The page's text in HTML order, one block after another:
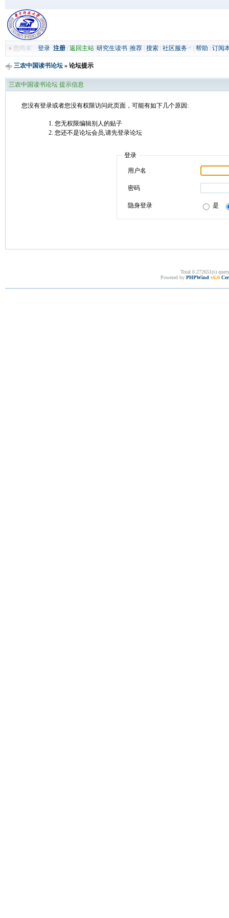
»您尚未 登录 注册| 返回主站| 研究生读书| 推荐| 搜索| 社区服务 帮助 订阅
三农中国读书论坛» 论坛提示
三农中国读书论坛 提示信息
您没有登录或者您没有权限访问此页面，可能有如下几个原因:
您无权限编辑别人的贴子
您还不是论坛会员,请先登录论坛
登录
用户名
密码
隐身登录 是
Total 0.272651(s)
Powered by PHPWind v6.0